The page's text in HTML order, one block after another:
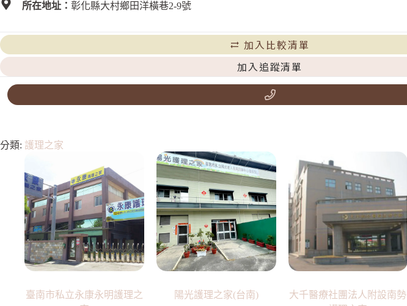
所在地址： 彰化縣大村鄉田洋橫巷2-9號
加入比較清單
加入追蹤清單
分類: 護理之家
臺南市私立永康永明護理之
陽光護理之家(台南)
大千醫療社團法人附設南勢